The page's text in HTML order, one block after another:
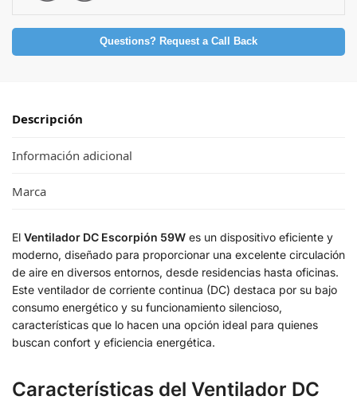
Questions? Request a Call Back
Descripción
Información adicional
Marca
El Ventilador DC Escorpión 59W es un dispositivo eficiente y
moderno, diseñado para proporcionar una excelente circulación
de aire en diversos entornos, desde residencias hasta oficinas.
Este ventilador de corriente continua (DC) destaca por su bajo
consumo energético y su funcionamiento silencioso,
características que lo hacen una opción ideal para quienes
buscan confort y eficiencia energética.
Características del Ventilador DC